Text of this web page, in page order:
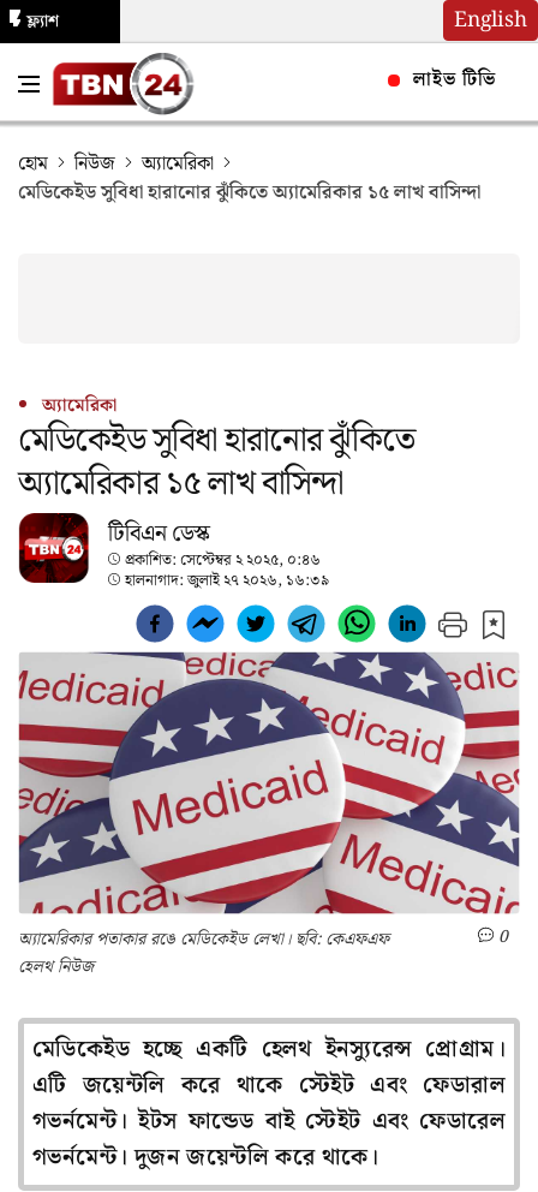
English
ফ্ল্যাশ
লাইভ টিভি
হোম নিউজ
অ্যামেরিকা
মেডিকেইড সুবিধা হারানোর ঝুঁকিতে অ্যামেরিকার ১৫ লাখ বাসিন্দা
অ্যামেরিকা
মেডিকেইড সুবিধা হারানোর ঝুঁকিতে
অ্যামেরিকার ১৫ লাখ বাসিন্দা
টিবিএন ডেস্ক
প্রকাশিত: সেপ্টেম্বর ২ ২০২৫, ০:৪৬
হালনাগাদ:জুলাই ২৭ ২০২৬, ১৬:৩৯
অ্যামেরিকার পতাকার রঙে মেডিকেইড লেখা। ছবি: কেএফএফ
হেলথ নিউজ
0
মেডিকেইড হচ্ছে একটি হেলথ ইনস্যুরেন্স প্রোগ্রাম।
এটি জয়েন্টলি করে থাকে স্টেইট এবং ফেডারাল
গভর্নমেন্ট। ইটস ফান্ডেড বাই স্টেইট এবং ফেডারেল
গভর্নমেন্ট। দুজন জয়েন্টলি করে থাকে।